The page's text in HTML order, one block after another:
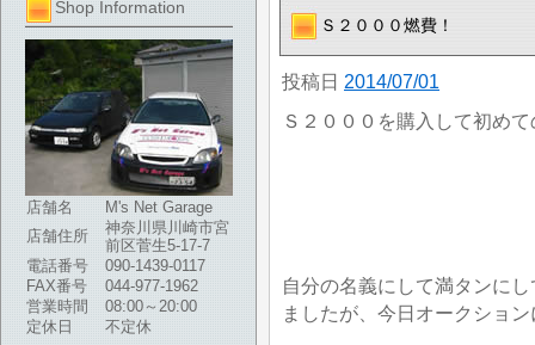
Shop Information
店舗名
M's Net Garage
店舗住所
神奈川県川崎市宮
前区菅生5-17-7
電話番号
090-1439-0117
FAX番号
044-977-1962
営業時間
08:00～20:00
定休日
不定休
Ｓ２０００燃費！
投稿日 2014/07/01
Ｓ２０００を購入して初め
自分の名義にして満タンに
ましたが、今日オークショ